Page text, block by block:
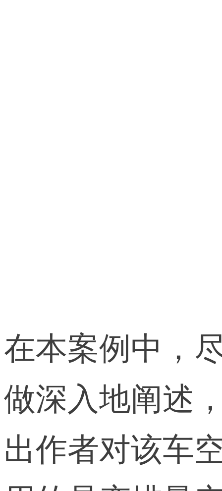
在本案例中，
做深入地阐述
出作者对该车